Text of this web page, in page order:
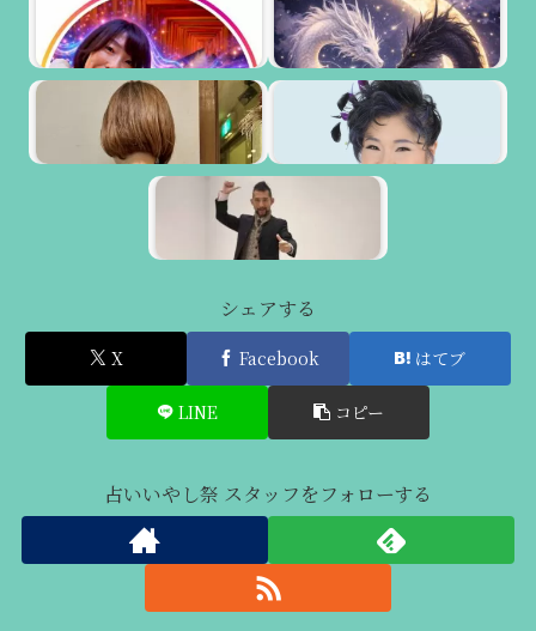
シェアする
X Facebook はてブ
LINE コピー
占いいやし祭 スタッフをフォローする